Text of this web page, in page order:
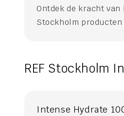
Ontdek de kracht van
Stockholm producten
REF Stockholm
Intense Hydrate